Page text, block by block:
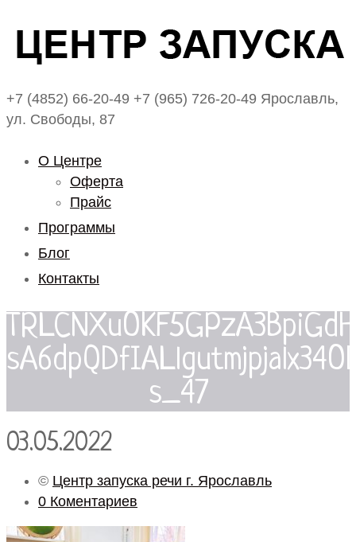
+7 (4852) 66-20-49 +7 (965) 726-20-49 Ярославль,
ул. Свободы, 87
О Центре
Оферта
Прайс
Программы
Блог
Контакты
s_47
03.05.2022
© Центр запуска речи г. Ярославль
0 Коментариев